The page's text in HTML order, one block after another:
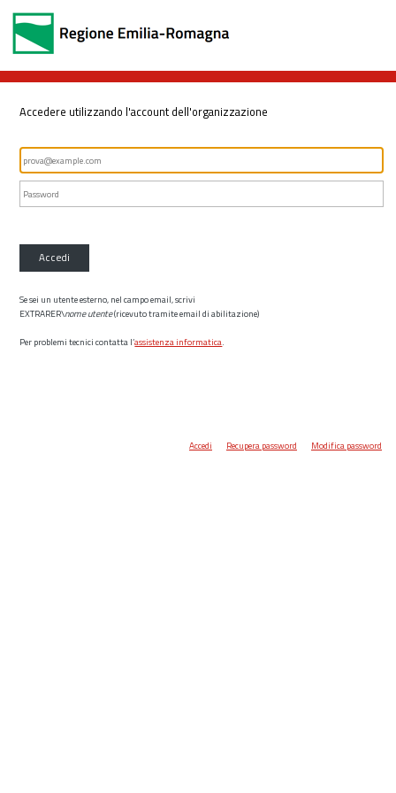
Accedere utilizzando l'account dell'organizzazione
Accedi
Se sei un utente esterno, nel campo email, scrivi
EXTRARER\nome utente(ricevuto tramite email di abilitazione)
Per problemi tecnici contatta l’assistenza informatica.
Accedi Recupera password Modifica password